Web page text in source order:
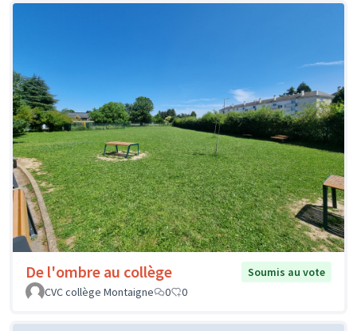
De l'ombre au collège
Soumis au vote
CVC collège Montaigne
0 0